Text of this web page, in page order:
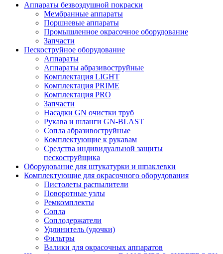
Аппараты безвоздушной покраски
Мембранные аппараты
Поршневые аппараты
Промышленное окрасочное оборудование
Запчасти
Пескоструйное оборудование
Аппараты
Аппараты абразивоструйные
Комплектация LIGHT
Комплектация PRIME
Комплектация PRO
Запчасти
Насадки GN очистки труб
Рукава и шланги GN-BLAST
Сопла абразивоструйные
Комплектующие к рукавам
Средства индивидуальной защиты
пескоструйщика
Оборудование для штукатурки и шпаклевки
Комплектующие для окрасочного оборудования
Пистолеты распылители
Поворотные узлы
Ремкомплекты
Сопла
Соплодержатели
Удлинитель (удочки)
Фильтры
Валики для окрасочных аппаратов